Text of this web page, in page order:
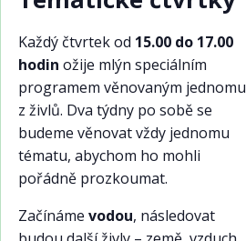
Každý čtvrtek od 15.00 do 17.00
hodin ožije mlýn speciálním
programem věnovaným jednomu
z živlů. Dva týdny po sobě se
budeme věnovat vždy jednomu
tématu, abychom ho mohli
pořádně prozkoumat.
Začínáme vodou, následovat